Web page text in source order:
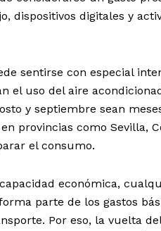
dispositivos digitales y
sentirse con especial
el uso del aire
y septiembre sean
provincias como Sevilla,
el consumo.
económica,
parte de los gastos
Por eso, la vuelta